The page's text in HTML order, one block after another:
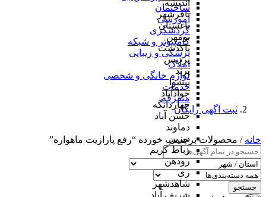
اندیشه
باقرشهر
باغستان
بومهن
پاکدشت
پردیس
پرند
پیشوا
جوادآباد
چهاردانگه
حسن آباد
دماوند
دیزین
رباط کریم
رودهن
ری
شاهدشهر
ساختمان
آموزشی
گردشگری
کامپیوتر و شبکه
پزشکی و زیبایی
املاک
لوازم خانگی و شخصی
خدمات
متفرقه
ثبت اگهی رایگان
خانه / محصولات برچسب خورده “رفع پارازیت ماهواره”
جستجو